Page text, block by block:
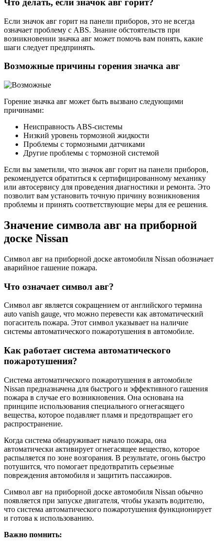
Что делать, если значок авг горит?
Если значок авг горит на панели приборов, это не всегда
означает проблему с ABS. Знание обстоятельств при
возникновении значка авг может помочь вам понять, какие
шаги следует предпринять.
Возможные причины горения значка авг
Горение значка авг может быть вызвано следующими
причинами:
Неисправность ABS-системы
Низкий уровень тормозной жидкости
Проблемы с тормозными датчиками
Другие проблемы с тормозной системой
Если вы заметили, что значок авг горит на панели приборов,
рекомендуется обратиться к сертифицированному механику
или автосервису для проведения диагностики и ремонта. Это
позволит вам установить точную причину возникновения
проблемы и принять соответствующие меры для ее решения.
Значение символа авг на приборной
доске Nissan
Символ авг на приборной доске автомобиля Nissan обозначает
аварийное гашение пожара.
Что означает символ авг?
Символ авг является сокращением от английского термина
auto vanish gauge, что можно перевести как автоматический
погаситель пожара. Этот символ указывает на наличие
системы автоматического пожаротушения в автомобиле.
Как работает система автоматического
пожаротушения?
Система автоматического пожаротушения в автомобиле
Nissan предназначена для быстрого и эффективного гашения
пожара в случае его возникновения. Она основана на
принципе использования специального огнегасящего
вещества, которое подавляет пламя и предотвращает его
распространение.
Когда система обнаруживает начало пожара, она
автоматически активирует огнегасящее вещество, которое
распыляется по зоне возгорания. В результате, огонь быстро
потушится, что помогает предотвратить серьезные
повреждения автомобиля и защитить пассажиров.
Символ авг на приборной доске автомобиля Nissan обычно
появляется при запуске двигателя, чтобы указать водителю,
что система автоматического пожаротушения функционирует
и готова к использованию.
Важно помнить: